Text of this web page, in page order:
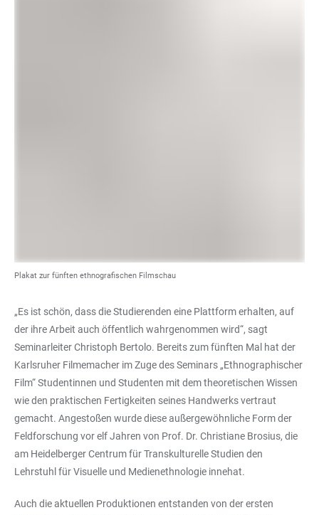
Plakat zur fünften ethnografischen Filmschau
„Es ist schön, dass die Studierenden eine Plattform erhalten, auf
der ihre Arbeit auch öffentlich wahrgenommen wird“, sagt
Seminarleiter Christoph Bertolo. Bereits zum fünften Mal hat der
Karlsruher Filmemacher im Zuge des Seminars „Ethnographischer
Film“ Studentinnen und Studenten mit dem theoretischen Wissen
wie den praktischen Fertigkeiten seines Handwerks vertraut
gemacht. Angestoßen wurde diese außergewöhnliche Form der
Feldforschung vor elf Jahren von Prof. Dr. Christiane Brosius, die
am Heidelberger Centrum für Transkulturelle Studien den
Lehrstuhl für Visuelle und Medienethnologie innehat.
Auch die aktuellen Produktionen entstanden von der ersten